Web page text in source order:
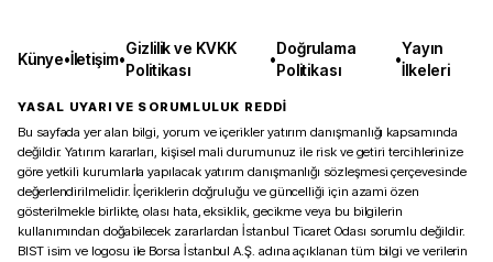
Künye•İletişim•
Gizlilik ve KVKK
Politikası
•
Doğrulama
Politikası
•
Yayın
İlkeleri
YASAL UYARI VE SORUMLULUK REDDİ
Bu sayfada yer alan bilgi, yorum ve içerikler yatırım danışmanlığı kapsamında
değildir. Yatırım kararları, kişisel mali durumunuz ile risk ve getiri tercihlerinize
göre yetkili kurumlarla yapılacak yatırım danışmanlığı sözleşmesi çerçevesinde
değerlendirilmelidir. İçeriklerin doğruluğu ve güncelliği için azami özen
gösterilmekle birlikte, olası hata, eksiklik, gecikme veya bu bilgilerin
kullanımından doğabilecek zararlardan İstanbul Ticaret Odası sorumlu değildir.
BIST isim ve logosu ile Borsa İstanbul A.Ş. adına açıklanan tüm bilgi ve verilerin